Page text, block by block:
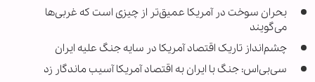
بحران سوخت در آمریکا عمیق‌تر از چیزی است که غربی‌ها
می‌گویند
چشم‌انداز تاریک اقتصاد آمریکا در سایه جنگ علیه ایران
سی‌بی‌اس: جنگ با ایران به اقتصاد آمریکا آسیب ماندگار زد